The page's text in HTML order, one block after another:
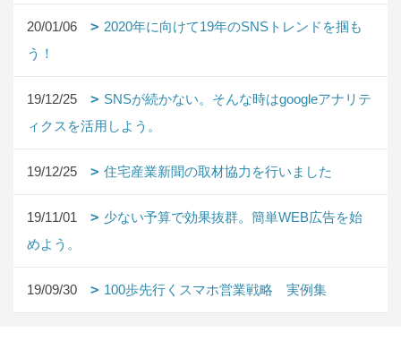
20/01/06
2020年に向けて19年のSNSトレンドを掴も
う！
19/12/25
SNSが続かない。そんな時はgoogleアナリテ
ィクスを活用しよう。
19/12/25 住宅産業新聞の取材協力を行いました
19/11/01
少ない予算で効果抜群。簡単WEB広告を始
めよう。
19/09/30 100歩先行くスマホ営業戦略 実例集